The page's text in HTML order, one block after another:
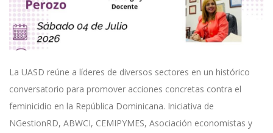
La UASD reúne a líderes de diversos sectores en un histórico
conversatorio para promover acciones concretas contra el
feminicidio en la República Dominicana. Iniciativa de
NGestionRD, ABWCI, CEMIPYMES, Asociación economistas y